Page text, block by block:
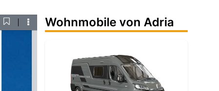
Current
Wohnmobile von Adria